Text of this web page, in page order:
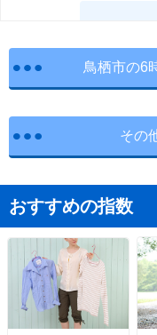
鳥栖市の6
その
おすすめの指数